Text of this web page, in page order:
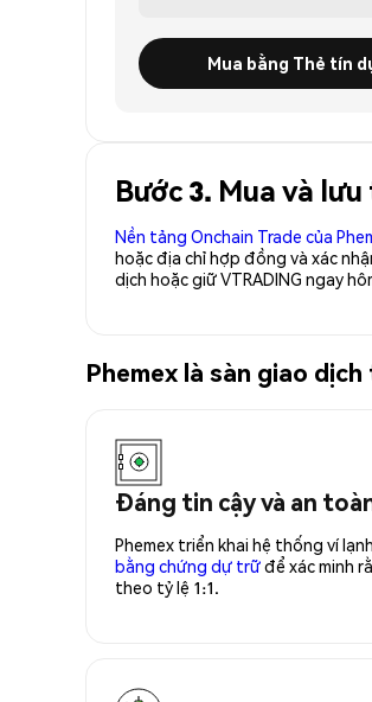
Mua bằng Thẻ tín
Bước 3. Mua và
Nền tảng Onchain Trade của
hoặc địa chỉ hợp đồng và xác
dịch hoặc giữ VTRADING ngay
Phemex là sàn giao
Đáng tin cậy và an
Phemex triển khai hệ thống ví
bằng chứng dự trữđể xác minh
theo tỷ lệ 1:1.